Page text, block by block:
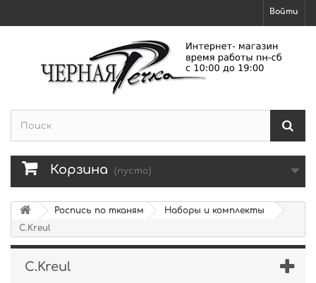
Войти
Корзина (пусто)
Роспись по тканям
Наборы и комплекты
C.Kreul
C.Kreul